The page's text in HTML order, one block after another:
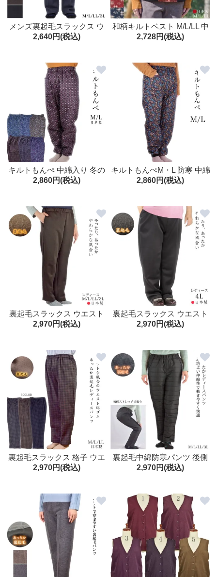
メンズ裏起毛スラックス ウ
エスト総ゴム 男性ズボン あ
L/LL/3L シニア
2,640円(税込)
和柄キルトベスト M/L/LL 中
綿 防寒着 防寒服 農作業着
2,728円(税込)
キルトもんぺ 中綿入り 冬の
防寒もんぺ レディース M/L
2,860円(税込)
キルトもんぺM・L 防寒 中綿
入り レディース 農作業 冬物
2,860円(税込)
裏起毛スラックス ウエスト
総ゴム M/L/LL/3L 日本製 ゆ
シニア レディース
2,970円(税込)
裏起毛スラックス ウエスト
総ゴム 4L 日本製 ゆったり
レディース
2,970円(税込)
裏起毛スラックス 格子 ウエ
スト総ゴム M/L/LL/3L | 日
ース 高齢者
2,970円(税込)
裏起毛中綿防寒パンツ 後側
ストレッチ 暖か ウエスト総
2,970円(税込)